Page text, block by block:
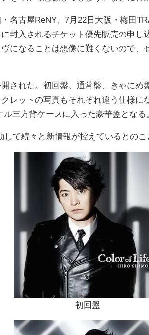
名古屋ReNY、7月22日大阪・梅田
封入されるチケット優先販売の申し
になることは想像に難くないので、
された。初回盤、通常盤、きゃにめ
レットの写真もそれぞれ違う仕様に
三方背ケースに入った豪華盤となる
て続々と新情報が控えているとのこ
初回盤